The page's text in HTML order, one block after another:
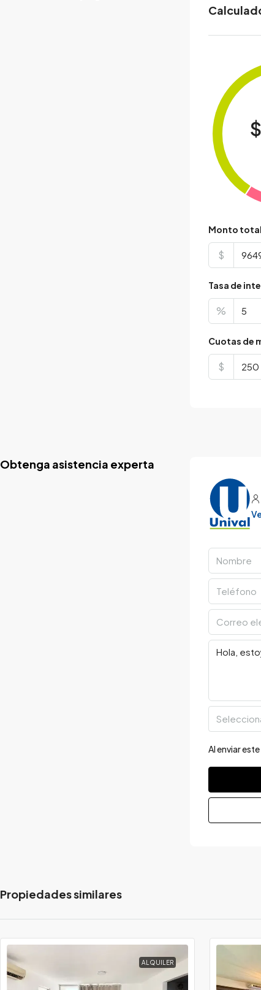
Monto total
$
Tasa de
%
Cuotas de
$
Obtenga asistencia experta
Al enviar
Propiedades similares
ALQUILER